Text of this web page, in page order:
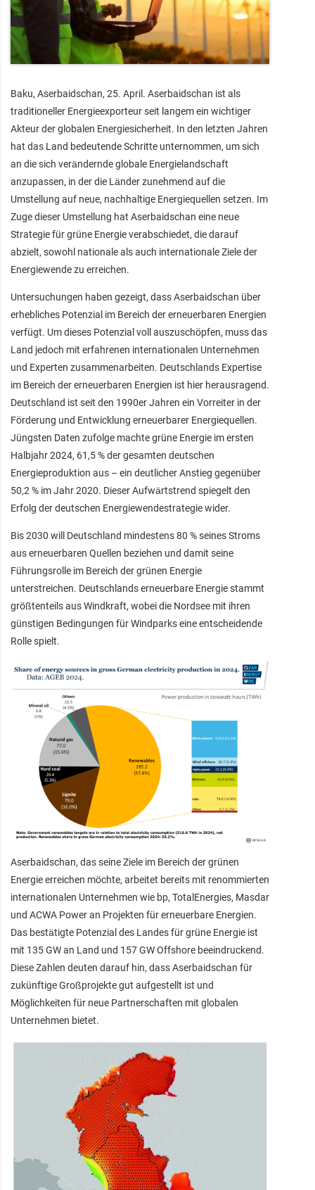
Baku, Aserbaidschan, 25. April. Aserbaidschan ist als
traditioneller Energieexporteur seit langem ein wichtiger
Akteur der globalen Energiesicherheit. In den letzten Jahren
hat das Land bedeutende Schritte unternommen, um sich
an die sich verändernde globale Energielandschaft
anzupassen, in der die Länder zunehmend auf die
Umstellung auf neue, nachhaltige Energiequellen setzen. Im
Zuge dieser Umstellung hat Aserbaidschan eine neue
Strategie für grüne Energie verabschiedet, die darauf
abzielt, sowohl nationale als auch internationale Ziele der
Energiewende zu erreichen.
Untersuchungen haben gezeigt, dass Aserbaidschan über
erhebliches Potenzial im Bereich der erneuerbaren Energien
verfügt. Um dieses Potenzial voll auszuschöpfen, muss das
Land jedoch mit erfahrenen internationalen Unternehmen
und Experten zusammenarbeiten. Deutschlands Expertise
im Bereich der erneuerbaren Energien ist hier herausragend.
Deutschland ist seit den 1990er Jahren ein Vorreiter in der
Förderung und Entwicklung erneuerbarer Energiequellen.
Jüngsten Daten zufolge machte grüne Energie im ersten
Halbjahr 2024, 61,5 % der gesamten deutschen
Energieproduktion aus – ein deutlicher Anstieg gegenüber
50,2 % im Jahr 2020. Dieser Aufwärtstrend spiegelt den
Erfolg der deutschen Energiewendestrategie wider.
Bis 2030 will Deutschland mindestens 80 % seines Stroms
aus erneuerbaren Quellen beziehen und damit seine
Führungsrolle im Bereich der grünen Energie
unterstreichen. Deutschlands erneuerbare Energie stammt
größtenteils aus Windkraft, wobei die Nordsee mit ihren
günstigen Bedingungen für Windparks eine entscheidende
Rolle spielt.
Aserbaidschan, das seine Ziele im Bereich der grünen
Energie erreichen möchte, arbeitet bereits mit renommierten
internationalen Unternehmen wie bp, TotalEnergies, Masdar
und ACWA Power an Projekten für erneuerbare Energien.
Das bestätigte Potenzial des Landes für grüne Energie ist
mit 135 GW an Land und 157 GW Offshore beeindruckend.
Diese Zahlen deuten darauf hin, dass Aserbaidschan für
zukünftige Großprojekte gut aufgestellt ist und
Möglichkeiten für neue Partnerschaften mit globalen
Unternehmen bietet.